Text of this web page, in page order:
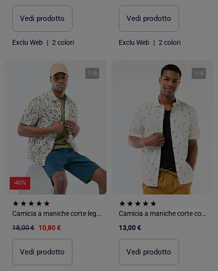
Vedi prodotto
Exclu Web | 2 colori
Vedi prodotto
Exclu Web | 2 colori
1 / 6
-40%
Camicia a maniche corte leggera con fantasia
18,00 € 10,80 €
Vedi prodotto
1 / 6
Camicia a maniche corte con apertura a bottoni
13,00 €
Vedi prodotto